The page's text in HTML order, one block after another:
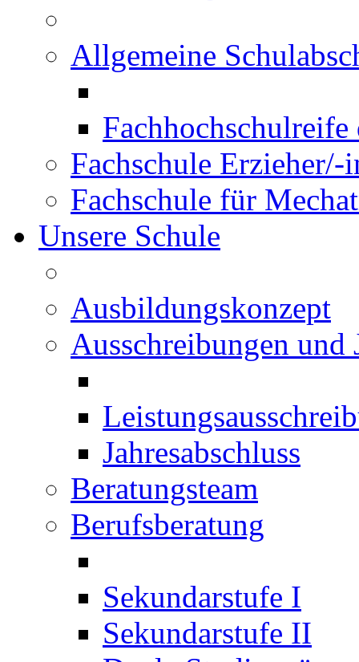
Allgemeine
Fachschule Erzieher/-
Fachschule für
Unsere Schule
Ausbildungskonzept
Ausschreibungen und
Jahresabschluss
Beratungsteam
Berufsberatung
Sekundarstufe I
Sekundarstufe II